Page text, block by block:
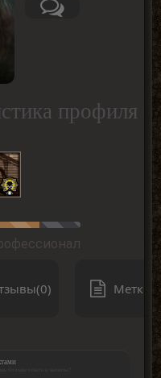
профиля
больше опыта и валюты?